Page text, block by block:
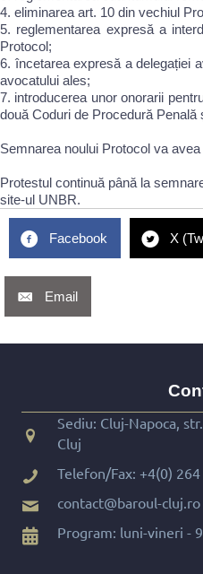
4. eliminarea art. 10 din vechiul
5. reglementarea expresă a
Protocol;
6. încetarea expresă a delegației
avocatului ales;
7. introducerea unor onorarii
două Coduri de Procedură Penală
Semnarea noului Protocol va
Protestul continuă până la
site-ul UNBR.
Facebook X
Email
Sediu: Cluj-Napoca,
Cluj
Telefon/Fax: +4(0)
contact@baroul-cluj.ro
Program: luni-vineri -